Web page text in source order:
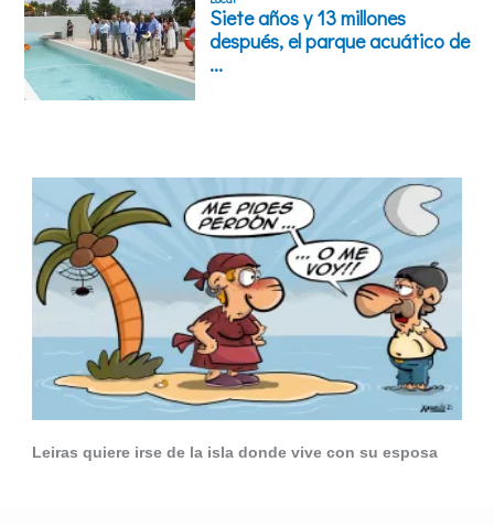
Leiras quiere irse de la isla donde vive con su esposa